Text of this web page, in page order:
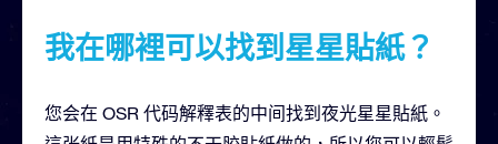
我在哪裡可以找到星星貼紙？
您会在 OSR 代码解釋表的中间找到夜光星星貼紙。